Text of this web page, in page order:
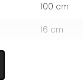
100 cm
16 cm